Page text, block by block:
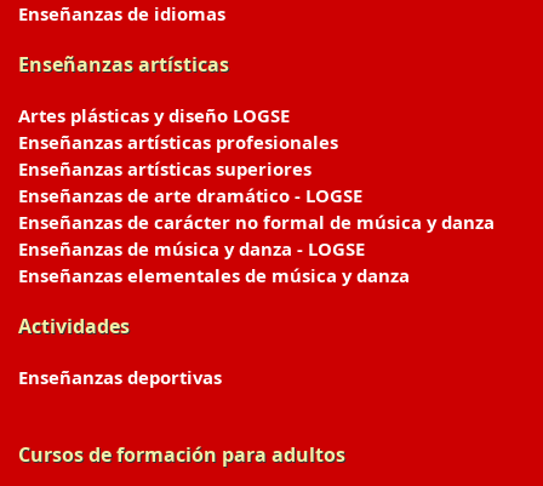
Enseñanzas de idiomas
Enseñanzas artísticas
Artes plásticas y diseño LOGSE
Enseñanzas artísticas profesionales
Enseñanzas artísticas superiores
Enseñanzas de arte dramático - LOGSE
Enseñanzas de carácter no formal de música y danza
Enseñanzas de música y danza - LOGSE
Enseñanzas elementales de música y danza
Actividades
Enseñanzas deportivas
Cursos de formación para adultos